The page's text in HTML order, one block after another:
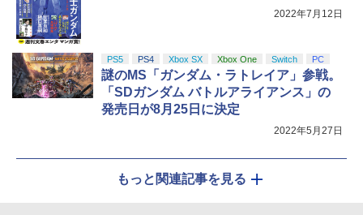
2022年7月12日
PS5 PS4 Xbox SX Xbox One Switch PC
謎のMS「ガンダム・ラトレイア」参戦。
「SDガンダム バトルアライアンス」の
発売日が8月25日に決定
2022年5月27日
もっと関連記事を見る